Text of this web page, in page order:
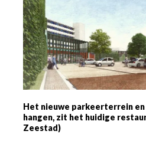
Het nieuwe parkeerterrein
hangen, zit het huidige
Zeestad)